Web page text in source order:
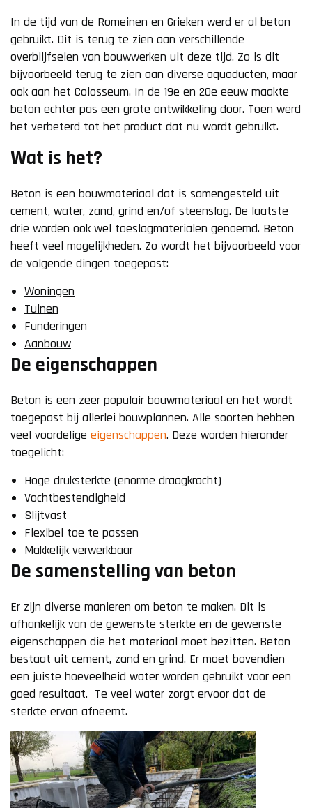
In de tijd van de Romeinen en Grieken werd er al beton
gebruikt. Dit is terug te zien aan verschillende
overblijfselen van bouwwerken uit deze tijd. Zo is dit
bijvoorbeeld terug te zien aan diverse aquaducten, maar
ook aan het Colosseum. In de 19e en 20e eeuw maakte
beton echter pas een grote ontwikkeling door. Toen werd
het verbeterd tot het product dat nu wordt gebruikt.
Wat is het?
Beton is een bouwmateriaal dat is samengesteld uit
cement, water, zand, grind en/of steenslag. De laatste
drie worden ook wel toeslagmaterialen genoemd. Beton
heeft veel mogelijkheden. Zo wordt het bijvoorbeeld voor
de volgende dingen toegepast:
Woningen
Tuinen
Funderingen
Aanbouw
De eigenschappen
Beton is een zeer populair bouwmateriaal en het wordt
toegepast bij allerlei bouwplannen. Alle soorten hebben
veel voordelige eigenschappen. Deze worden hieronder
toegelicht:
Hoge druksterkte (enorme draagkracht)
Vochtbestendigheid
Slijtvast
Flexibel toe te passen
Makkelijk verwerkbaar
De samenstelling van beton
Er zijn diverse manieren om beton te maken. Dit is
afhankelijk van de gewenste sterkte en de gewenste
eigenschappen die het materiaal moet bezitten. Beton
bestaat uit cement, zand en grind. Er moet bovendien
een juiste hoeveelheid water worden gebruikt voor een
goed resultaat. Te veel water zorgt ervoor dat de
sterkte ervan afneemt.